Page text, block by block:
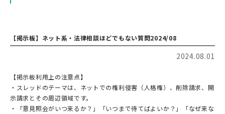
【掲示板】ネット系・法律相談ほどでもない質問2024/08
2024.08.01
【掲示板利用上の注意点】
・スレッドのテーマは、ネットでの権利侵害（人格権）、削除請求、開
示請求とその周辺領域です。
・「意見照会がいつ来るか？」「いつまで待てばよいか？」「なぜ来な